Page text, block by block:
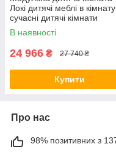
Локі дитячі меблі в кімнату
сучасні дитячі кімнати
спальні стінки для дівчаток
хлопчиків
В наявності
24 966 ₴ 27 740 ₴
Купити
Про нас
98% позитивних з 137